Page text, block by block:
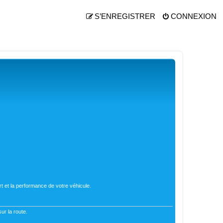
CONNEXION
S’ENREGISTRER
et la performance de votre véhicule.
la route.